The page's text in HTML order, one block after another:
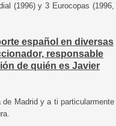
(1996) y 3 Eurocopas (1996,
español en diversas
responsable
de quién es Javier
Madrid y a ti particularmente